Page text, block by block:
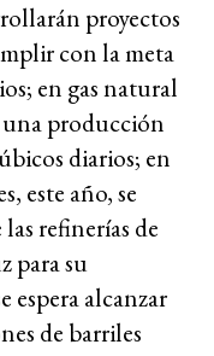
proyectos
con la meta
en gas natural
una producción
diarios; en
este año, se
refinerías de
para su
espera alcanzar
de barriles